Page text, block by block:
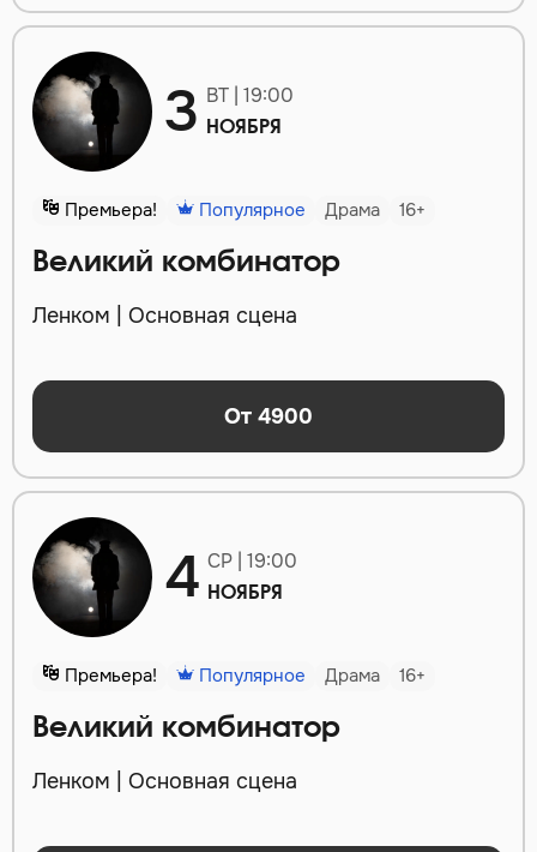
3 ВТ | 19:00
НОЯБРЯ
Премьера! Популярное Драма 16+
Великий комбинатор
Ленком | Основная сцена
От 4900
4 СР | 19:00
НОЯБРЯ
Премьера! Популярное Драма 16+
Великий комбинатор
Ленком | Основная сцена